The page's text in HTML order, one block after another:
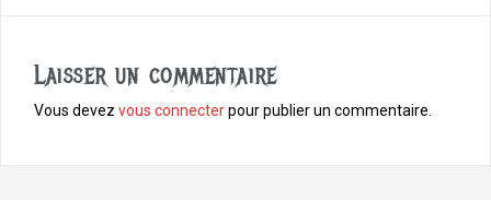
Laisser un commentaire
Vous devez vous connecterpour publier un commentaire.